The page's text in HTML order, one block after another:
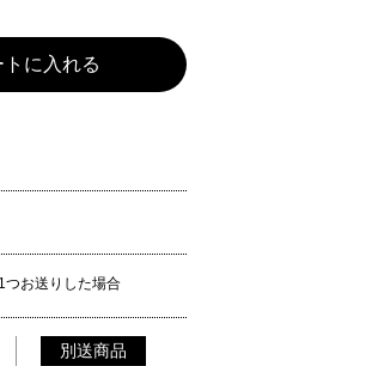
トに入れる
お送りした場合
別送商品